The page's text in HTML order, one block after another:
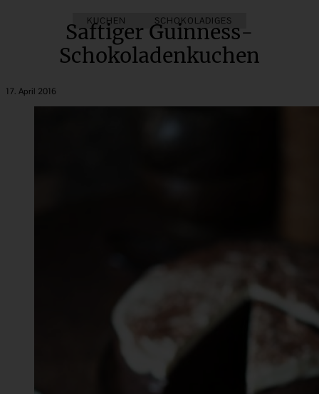
KUCHEN SCHOKOLADIGES
Saftiger Guinness-
Schokoladenkuchen
17. April 2016